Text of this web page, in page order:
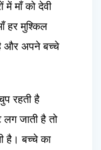
में माँ को देवी
हर मुश्किल
और अपने बच्चे
रहती है
जाती है तो
है। बच्चे का